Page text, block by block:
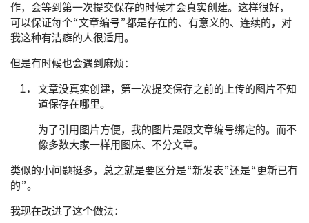
作，会等到第一次提交保存的时候才会真实创建。这样很好，
可以保证每个“文章编号”都是存在的、有意义的、连续的，对
我这种有洁癖的人很适用。
但是有时候也会遇到麻烦：
文章没真实创建，第一次提交保存之前的上传的图片不知
道保存在哪里。
为了引用图片方便，我的图片是跟文章编号绑定的。而不
像多数大家一样用图床、不分文章。
类似的小问题挺多，总之就是要区分是“新发表”还是“更新已有
的”。
我现在改进了这个做法：